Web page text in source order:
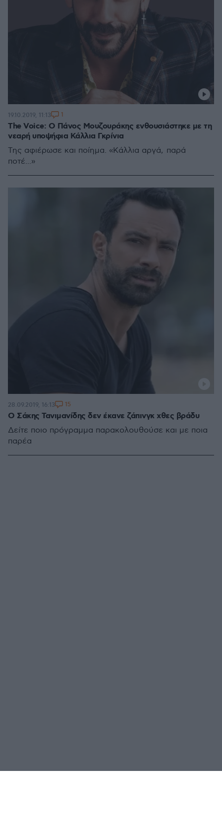
Τhe Voice: Ο Πάνος Μουζουράκης ενθουσιάστηκε με τη
νεαρή υποψήφια Κάλλια Γκρίνια
Της αφιέρωσε και ποίημα. «Κάλλια αργά, παρά
ποτέ...»
19.10.2019, 11:13 1
Ο Σάκης Τανιμανίδης δεν έκανε ζάπινγκ χθες βράδυ
Δείτε ποιο πρόγραμμα παρακολουθούσε και με ποια
παρέα
28.09.2019, 16:13 15